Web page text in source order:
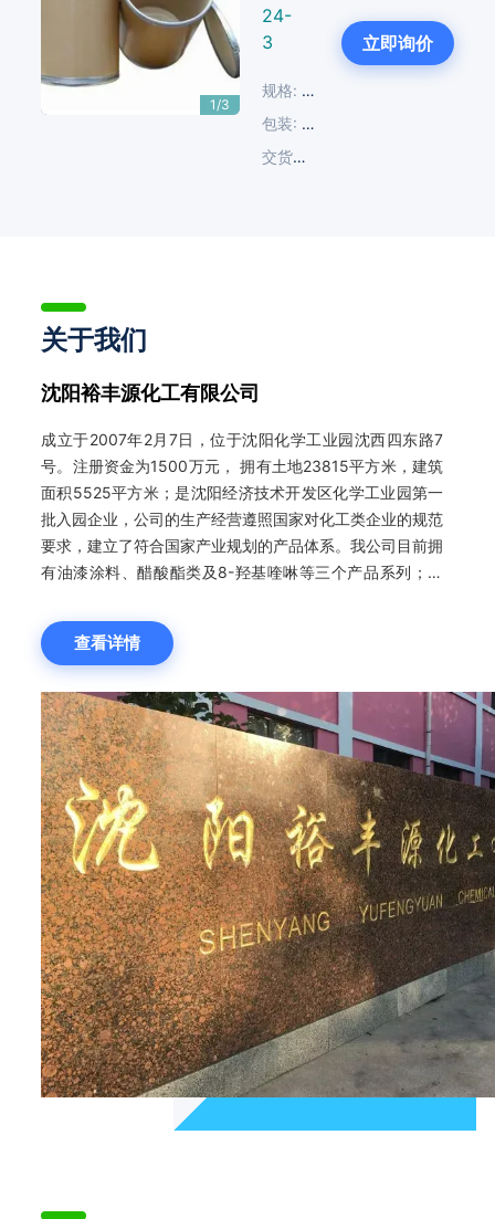
Next
1/3
24-
3
规格:
≥99%
包装:
25 KG/纸板桶
交货周期:
立即询价
关于我们
沈阳裕丰源化工有限公司
成立于2007年2月7日，位于沈阳化学工业园沈西四东路7
号。注册资金为1500万元， 拥有土地23815平方米，建筑
面积5525平方米；是沈阳经济技术开发区化学工业园第一
批入园企业，公司的生产经营遵照国家对化工类企业的规范
要求，建立了符合国家产业规划的产品体系。我公司目前拥
有油漆涂料、醋酸酯类及8-羟基喹啉等三个产品系列；年
术人员18人。本公司研发的多种稀释剂、清洗剂、脱漆剂
产品，在东北及华北市场建立了完善的销售网络，其中乙酸
乙酯及金属防腐漆产品因其极具竞争力的价格和稳定的质
量，得到了业内广泛认同，产品供不应求；2018年投产的
8-羟基喹啉系列产品的工艺及质量均达到了行业先进水
平。 我们是沈阳地区入住化学工业园108家企业之一，软
硬件条件齐备，在政府对危化企业严格管理的背景下，公司
坚决执行园区的各项环保及安全规定，做到了入园10年无
事故。我公司近年来积极发展与本行业中多家龙头企业合
作，利用我公司产品的质量及价格优势，扩大销路的同时也
树立了自身产品的良好形象，取得了很好的效果。在来年的
生产经营中，我们将进一步寻求更多的类似合作者，为公司
争取更大的利润和更广泛的销售渠道。 总之，未来公司将
秉承“创造财富、回报社会、惠及员工”的企业宗旨，发挥小
企业灵活高效的特点，以我们积极主动的产品策略，适应市
场多变的要求，在环保安全的前提下适度提高相关产品的生
产能力，扩大经营范围，扎实稳定地向前发展，成为一家具
有坚实竞争能力和活力的公司。
查看详情